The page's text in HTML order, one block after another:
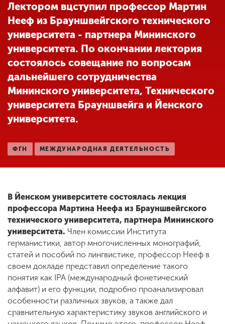
Студенческая жизнь
Сведения об
образовательной
организации
ENG SPN CHI
Приемная
Лектором вцступил профессор Мартин
Нееф из Брауншвейгского технического
университета - партнера Мининского
университета. По окончании лектория
состоялось совещание по вопросам
дальнейшего сотрудничества
Мининского университета, Технического
университета Брауншвейга и Йенского
университета.
ФГН МЕЖДУНАРОДНАЯ ДЕЯТЕЛЬНОСТЬ
В Йенском университете состоялась лекция
профессора Мартина Неефа из Брауншвейгского
технического университета, партнера Мининского
университета. Член комиссии Института
германистики, автор многочисленных монографий,
статей и пособий по лингвистике, профессор Нееф в
своем докладе представил определение такого
понятия как IPA (международный фонетический
алфавит) и его функции, подробно проанализировал
особенности различных звуков, а также дал
сравнительную характеристику звуков английского и